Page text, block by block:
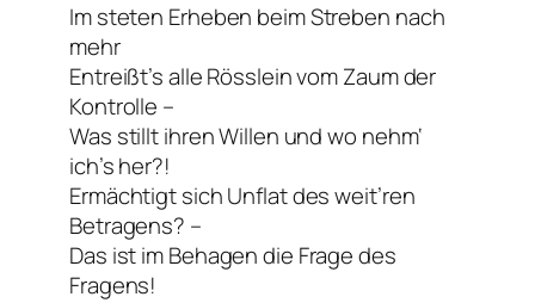
Im steten Erheben beim Streben nach
mehr
Entreißt’s alle Rösslein vom Zaum der
Kontrolle –
Was stillt ihren Willen und wo nehm‘
ich’s her?!
Ermächtigt sich Unflat des weit’ren
Betragens? –
Das ist im Behagen die Frage des
Fragens!